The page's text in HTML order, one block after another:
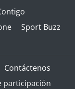
Sport Buzz
Contáctenos
participación